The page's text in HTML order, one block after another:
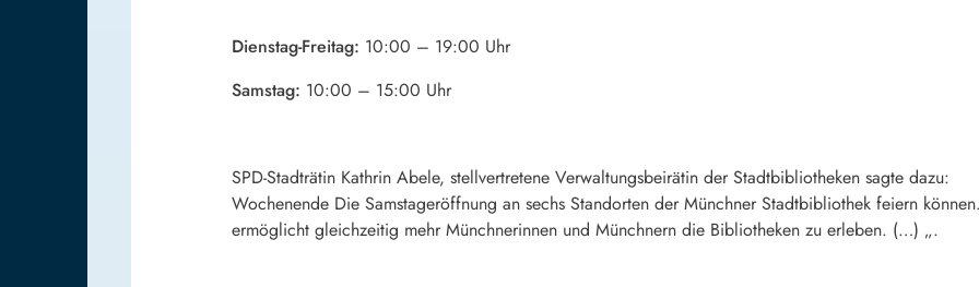
Dienstag-Freitag: 10:00 – 19:00 Uhr
Samstag: 10:00 – 15:00 Uhr
SPD-Stadträtin Kathrin Abele, stellvertretene Verwaltungsbeirätin der Stadtbibliotheken sagte
Wochenende Die Samstageröffnung an sechs Standorten der Münchner Stadtbibliothek feiern
ermöglicht gleichzeitig mehr Münchnerinnen und Münchnern die Bibliotheken zu erleben. (…) „.